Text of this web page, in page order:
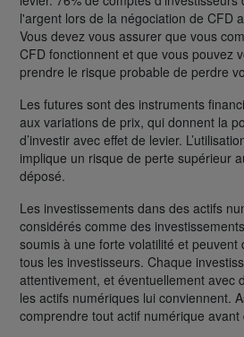
l'argent lors de la négociation de CFD
Vous devez vous assurer que vous
CFD fonctionnent et que vous pouvez
prendre le risque probable de perdre
Les futures sont des instruments
aux variations de prix, qui donnent la
d’investir avec effet de levier.
implique un risque de perte supérieur
déposé.
Les investissements dans des actifs
considérés comme des
soumis à une forte volatilité et peuvent
tous les investisseurs. Chaque
attentivement, et éventuellement avec
les actifs numériques lui conviennent.
comprendre tout actif numérique avant